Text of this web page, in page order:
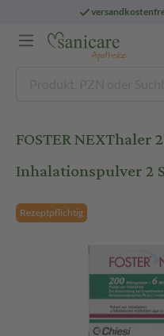
FOSTER NEXThaler
Inhalationspulver 2
Rezeptpflichtig